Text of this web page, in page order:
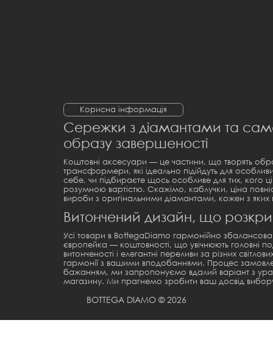
Корисна інформація
Сережки з діамантами та
образу завершеності
Коштовні аксесуари — це частини, що творять
трансформери, які ідеально підійдуть для
себе, чи підбираєте щось особливе для тих, кого
розумною вартістю. Скажімо, каблучки, ціна
вироби з оригінальними діамантами, кожен з
Витончений дизайн, що
Усі товари в BottegaDiamo гармонійно
європейка — коштовності, що увічнюють головні
витонченості і елегантні переливи за різних
гармонії з вашими вподобаннями. Процес
бажанням, ми запропонуємо вдалий варіант з
магазину. Ми прагнемо зробити ваш досвід
BOTTEGA DIAMO © 2026